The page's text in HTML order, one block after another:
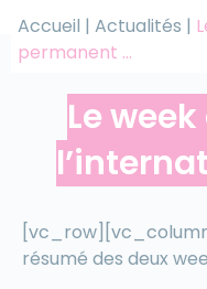
Accueil | Actualités |
permanent …
Le
résumé des deux